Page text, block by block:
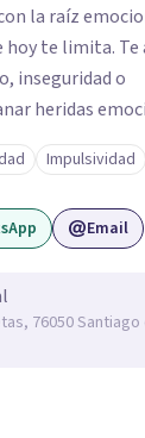
la raíz
Te acompaño a •
inseguridad o
heridas
lo que te
más
por Wahtsapp.
Impulsividad
Email
76050